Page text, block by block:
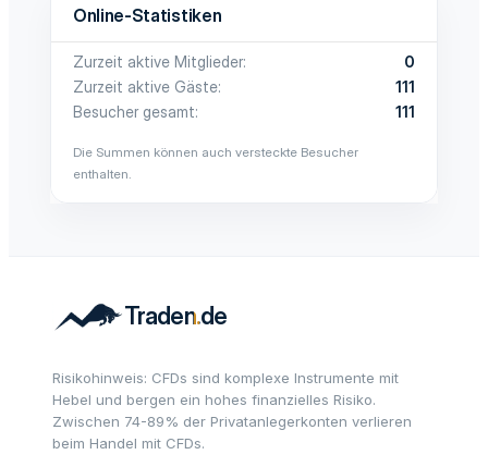
Online-Statistiken
Zurzeit aktive Mitglieder
0
Zurzeit aktive Gäste
111
Besucher gesamt
111
Die Summen können auch versteckte Besucher
enthalten.
Risikohinweis: CFDs sind komplexe Instrumente mit
Hebel und bergen ein hohes finanzielles Risiko.
Zwischen 74-89% der Privatanlegerkonten verlieren
beim Handel mit CFDs.